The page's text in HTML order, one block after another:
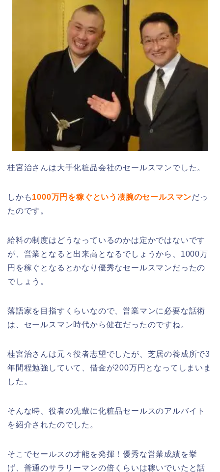
桂宮治さんは大手化粧品会社のセールスマンでした。
しかも1000万円を稼ぐという凄腕のセールスマンだっ
たのです。
給料の制度はどうなっているのかは定かではないです
が、営業となると出来高となるでしょうから、1000万
円を稼ぐとなるとかなり優秀なセールスマンだったの
でしょう。
落語家を目指すくらいなので、営業マンに必要な話術
は、セールスマン時代から健在だったのですね。
桂宮治さんは元々役者志望でしたが、芝居の養成所で3
年間程勉強していて、借金が200万円となってしまいま
した。
そんな時、役者の先輩に化粧品セールスのアルバイト
を紹介されたのでした。
そこでセールスの才能を発揮！優秀な営業成績を挙
げ、普通のサラリーマンの倍くらいは稼いでいたと話